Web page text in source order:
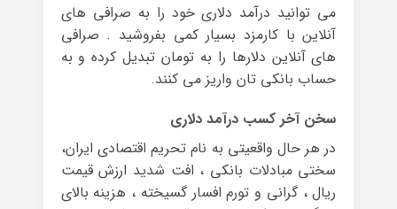
می توانید درآمد دلاری خود را به صرافی های
آنلاین با کارمزد بسیار کمی بفروشید . صرافی
های آنلاین دلارها را به تومان تبدیل کرده و به
حساب بانکی تان واریز می کنند.
سخن آخر کسب درآمد دلاری
در هر حال واقعیتی به نام تحریم اقتصادی ایران،
سختی مبادلات بانکی ، افت شدید ارزش قیمت
ریال ، گرانی و تورم افسار گسیخته ، هزینه بالای